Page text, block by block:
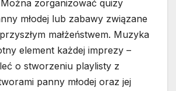
zorganizować quizy
młodej lub zabawy związane
małżeństwem. Muzyka
element każdej imprezy –
o stworzeniu playlisty z
panny młodej oraz jej